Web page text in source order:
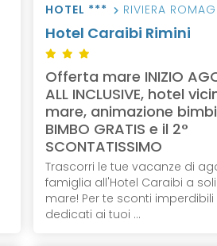
HOTEL *** RIVIERA
Hotel Caraibi Rimini
Offerta mare INIZIO
ALL INCLUSIVE, hotel
mare, animazione
BIMBO GRATIS e il 2°
SCONTATISSIMO
Trascorri le tue vacanze di
famiglia all'Hotel Caraibi a
mare! Per te sconti imperdibili
dedicati ai tuoi ...